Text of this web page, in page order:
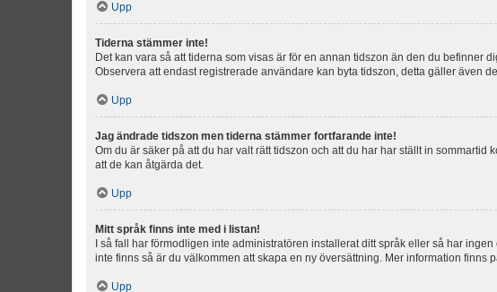
Upp
Tiderna stämmer inte!
Det kan vara så att tiderna som visas är för en annan tidszon än den du befinner
Observera att endast registrerade användare kan byta tidszon, detta gäller även
Upp
Jag ändrade tidszon men tiderna stämmer fortfarande inte!
Om du är säker på att du har valt rätt tidszon och att du har har ställt in
att de kan åtgärda det.
Upp
Mitt språk finns inte med i listan!
I så fall har förmodligen inte administratören installerat ditt språk eller så har
inte finns så är du välkommen att skapa en ny översättning. Mer information
Upp